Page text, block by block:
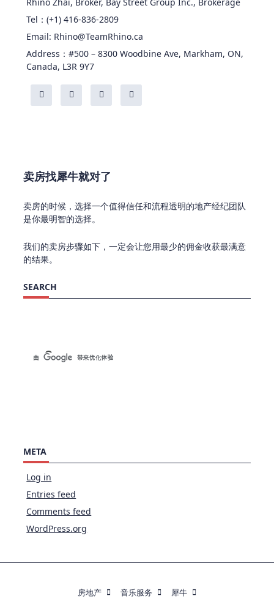
Tel：(+1) 416-836-2809
Email: Rhino@TeamRhino.ca
Address：#500 – 8300 Woodbine Ave, Markham, ON,
Canada, L3R 9Y7
卖房找犀牛就对了
卖房的时候，选择一个值得信任和流程透明的地产经纪团队
是你最明智的选择。
我们的卖房步骤如下，一定会让您用最少的佣金收获最满意
的结果。
SEARCH
META
Log in
Entries feed
Comments feed
WordPress.org
房地产 音乐服务 犀牛